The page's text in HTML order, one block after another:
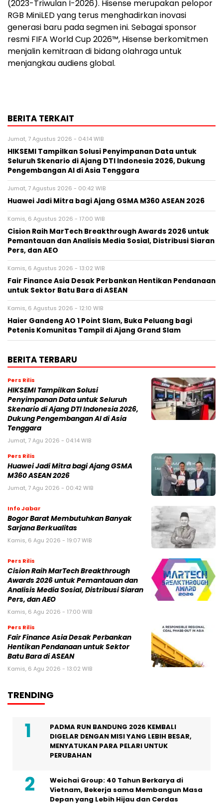
(2023-Triwulan I-2026). Hisense merupakan pelopor
RGB MiniLED yang terus menghadirkan inovasi
generasi baru pada segmen ini. Sebagai sponsor
resmi FIFA World Cup 2026™, Hisense berkomitmen
menjalin kemitraan di bidang olahraga untuk
menjangkau audiens global.
BERITA TERKAIT
Jumat, 7 Agustus 2026 - 04:14 WIB
HIKSEMI Tampilkan Solusi Penyimpanan Data untuk
Seluruh Skenario di Ajang DTI Indonesia 2026, Dukung
Pengembangan AI di Asia Tenggara
Jumat, 7 Agustus 2026 - 00:42 WIB
Huawei Jadi Mitra bagi Ajang GSMA M360 ASEAN 2026
Kamis, 6 Agustus 2026 - 17:00 WIB
Cision Raih MarTech Breakthrough Awards 2026 untuk
Pemantauan dan Analisis Media Sosial, Distribusi Siaran
Pers, dan AEO
Kamis, 6 Agustus 2026 - 13:02 WIB
Fair Finance Asia Desak Perbankan Hentikan Pendanaan
untuk Sektor Batu Bara di ASEAN
Kamis, 6 Agustus 2026 - 12:10 WIB
Haier Gandeng AO 1 Point Slam, Buka Peluang bagi
Petenis Komunitas Tampil di Ajang Grand Slam
BERITA TERBARU
Pers Rilis
HIKSEMI Tampilkan Solusi
Penyimpanan Data untuk Seluruh
Skenario di Ajang DTI Indonesia 2026,
Dukung Pengembangan AI di Asia
Tenggara
Jumat, 7 Agu 2026 - 04:14 WIB
Pers Rilis
Huawei Jadi Mitra bagi Ajang GSMA
M360 ASEAN 2026
Jumat, 7 Agu 2026 - 00:42 WIB
Info Jabar
Bogor Barat Membutuhkan Banyak
Sarjana Berkualitas
Kamis, 6 Agu 2026 - 19:07 WIB
Pers Rilis
Cision Raih MarTech Breakthrough
Awards 2026 untuk Pemantauan dan
Analisis Media Sosial, Distribusi Siaran
Pers, dan AEO
Kamis, 6 Agu 2026 - 17:00 WIB
Pers Rilis
Fair Finance Asia Desak Perbankan
Hentikan Pendanaan untuk Sektor
Batu Bara di ASEAN
Kamis, 6 Agu 2026 - 13:02 WIB
TRENDING
PADMA RUN BANDUNG 2026 KEMBALI
DIGELAR DENGAN MISI YANG LEBIH BESAR,
MENYATUKAN PARA PELARI UNTUK
PERUBAHAN
Weichai Group: 40 Tahun Berkarya di
Vietnam, Bekerja sama Membangun Masa
Depan yang Lebih Hijau dan Cerdas